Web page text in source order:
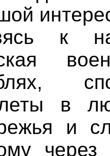
к
в
и
через